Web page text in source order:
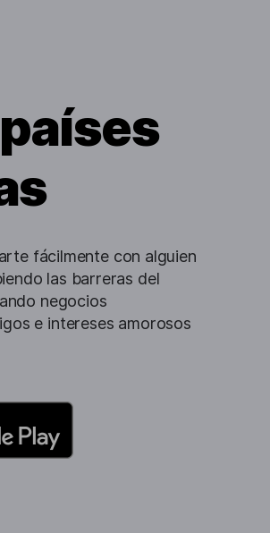
fácilmente con alguien
las barreras del
negocios
e intereses amorosos